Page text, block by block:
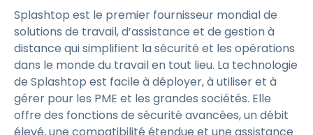
Splashtop est le premier fournisseur mondial de
solutions de travail, d’assistance et de gestion à
distance qui simplifient la sécurité et les opérations
dans le monde du travail en tout lieu. La technologie
de Splashtop est facile à déployer, à utiliser et à
gérer pour les PME et les grandes sociétés. Elle
offre des fonctions de sécurité avancées, un débit